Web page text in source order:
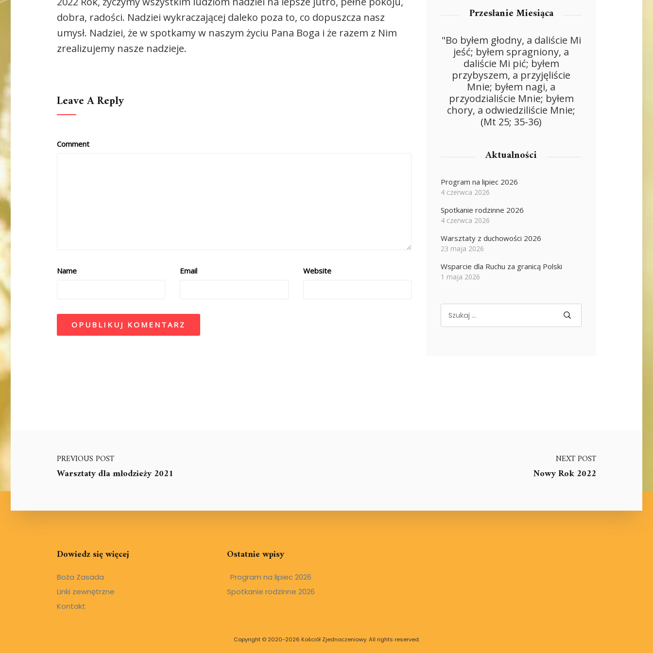
dobra, radości. Nadziei wykraczającej daleko poza to, co dopuszcza nasz
umysł. Nadziei, że w spotkamy w naszym życiu Pana Boga i że razem z Nim
zrealizujemy nasze nadzieje.
Leave A Reply
Comment
Name Email Website
Przesłanie Miesiąca
"Bo byłem głodny, a daliście Mi
jeść; byłem spragniony, a
daliście Mi pić; byłem
przybyszem, a przyjęliście
Mnie; byłem nagi, a
przyodzialiście Mnie; byłem
chory, a odwiedziliście Mnie;
(Mt 25; 35-36)
Aktualności
Program na lipiec 2026
4 czerwca 2026
Spotkanie rodzinne 2026
4 czerwca 2026
Warsztaty z duchowości 2026
23 maja 2026
Wsparcie dla Ruchu za granicą Polski
1 maja 2026
PREVIOUS POST
Warsztaty dla młodzieży 2021
NEXT POST
Nowy Rok 2022
Dowiedz się więcej
Boża Zasada
Linki zewnętrzne
Kontakt
Ostatnie wpisy
Program na lipiec 2026
Spotkanie rodzinne 2026
Copyright © 2020-2026 Kościół Zjednoczeniowy. All rights reserved.